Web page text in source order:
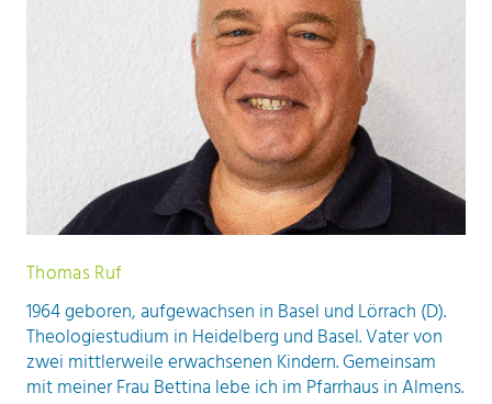
Thomas Ruf
1964 geboren, aufgewachsen in Basel und Lörrach (D).
Theologiestudium in Heidelberg und Basel. Vater von
zwei mittlerweile erwachsenen Kindern. Gemeinsam
mit meiner Frau Bettina lebe ich im Pfarrhaus in Almens.